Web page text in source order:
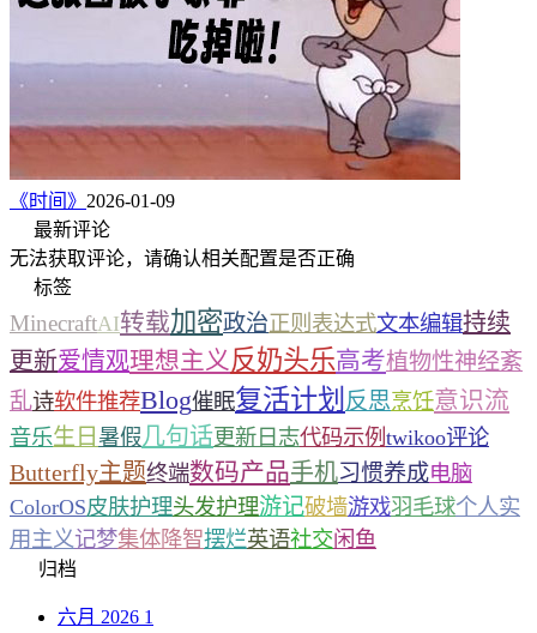
《时间》 2026-01-09
最新评论
无法获取评论，请确认相关配置是否正确
标签
MinecraftAI转载加密政治正则表达式文本编辑持续
更新爱情观理想主义 反奶头乐高考植物性神经紊
乱诗软件推荐Blog催眠复活计划 反思烹饪意识流
音乐生日 暑假几句话更新日志代码示例 twikoo评论
Butterfly主题终端数码产品手机习惯养成电脑
ColorOS皮肤护理头发护理游记破墙游戏羽毛球个人实
用主义记梦集体降智摆烂英语社交闲鱼
归档
六月 2026 1